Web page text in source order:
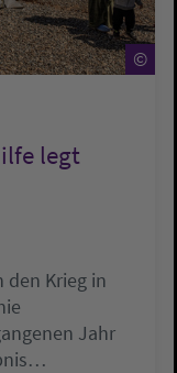
©
©
legt
den Krieg in
Jahr